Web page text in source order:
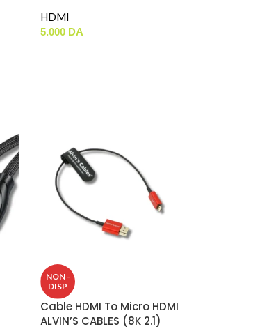
HDMI
5.000 DA
NON -
DISP
Cable HDMI To Micro HDMI
ALVIN’S CABLES (8K 2.1)